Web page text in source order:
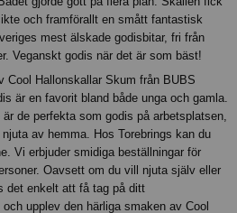
och framförallt en smått fantastisk
mest älskade godisbitar, fri från
Veganskt godis när det är som bäst!
Cool Hallonskallar Skum från BUBS
är en favorit bland både unga och gamla.
de perfekta som godis på arbetsplatsen,
av hemma. Hos Torebrings kan du
Vi erbjuder smidiga beställningar för
Oavsett om du vill njuta själv eller
det enkelt att få tag på ditt
upplev den härliga smaken av Cool